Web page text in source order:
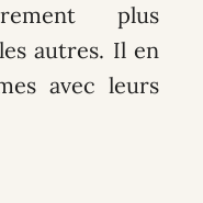
plus
autres. Il en
avec leurs